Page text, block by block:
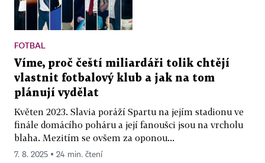
FOTBAL
Víme, proč čeští miliardáři tolik chtějí
vlastnit fotbalový klub a jak na tom
plánují vydělat
Květen 2023. Slavia poráží Spartu na jejím stadionu ve
finále domácího poháru a její fanoušci jsou na vrcholu
blaha. Mezitím se ovšem za oponou...
7. 8. 2025 ▪ 24 min. čtení